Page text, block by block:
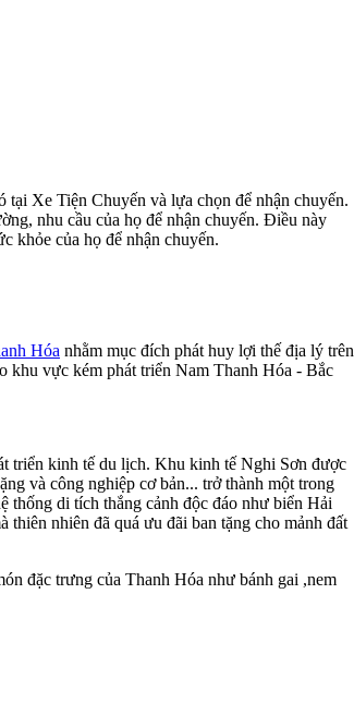
tại Xe Tiện Chuyến và lựa chọn để nhận chuyến.
nhu cầu của họ để nhận chuyến. Điều này
khỏe của họ để nhận chuyến.
Hóa nhằm mục đích phát huy lợi thế địa lý trên
khu vực kém phát triển Nam Thanh Hóa - Bắc
triển kinh tế du lịch. Khu kinh tế Nghi Sơn được
và công nghiệp cơ bản... trở thành một trong
thống di tích thắng cảnh độc đáo như biển Hải
nhiên đã quá ưu đãi ban tặng cho mảnh đất
đặc trưng của Thanh Hóa như bánh gai ,nem